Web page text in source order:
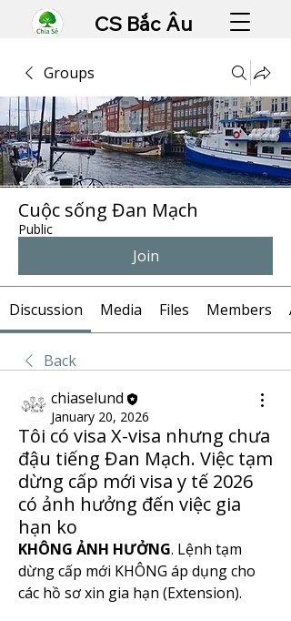
CS Bắc Âu
Groups
Cuộc sống Đan Mạch
Public
Join
Discussion Media Files Members
Back
chiaselund
January 20, 2026
Tôi có visa X-visa nhưng chưa
đậu tiếng Đan Mạch. Việc tạm
dừng cấp mới visa y tế 2026
có ảnh hưởng đến việc gia
hạn ko
KHÔNG ẢNH HƯỞNG. Lệnh tạm
dừng cấp mới KHÔNG áp dụng cho
các hồ sơ xin gia hạn (Extension).